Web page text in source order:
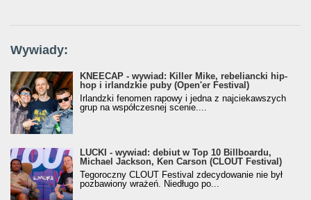
Wywiady:
KNEECAP - wywiad: Killer Mike, rebeliancki hip-
hop i irlandzkie puby (Open'er Festival)
Irlandzki fenomen rapowy i jedna z najciekawszych
grup na współczesnej scenie....
LUCKI - wywiad: debiut w Top 10 Billboardu,
Michael Jackson, Ken Carson (CLOUT Festival)
Tegoroczny CLOUT Festival zdecydowanie nie był
pozbawiony wrażeń. Niedługo po...